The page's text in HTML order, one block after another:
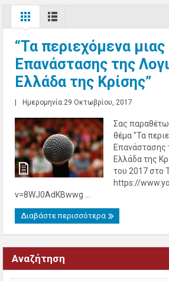
“Τα περιεχόμενα μιας
Επανάστασης της
Ελλάδα της Κρίσης”
Ημερομηνία:29 Οκτωβρίου, 2017
Σας παραθέτω
θέμα "Τα
Επανάστασης
Ελλάδα της
του 2017 στο
https://
v=8WJ0AdKBwwg ...
Διαβάστε περισσότερα
Αναζήτηση